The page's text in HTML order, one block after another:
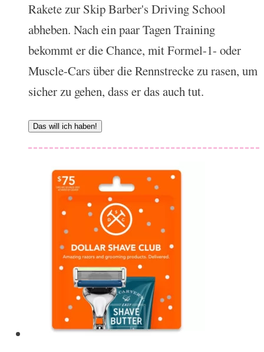
Rakete zur Skip Barber's Driving School
abheben. Nach ein paar Tagen Training
bekommt er die Chance, mit Formel-1- oder
Muscle-Cars über die Rennstrecke zu rasen, um
sicher zu gehen, dass er das auch tut.
Das will ich haben!